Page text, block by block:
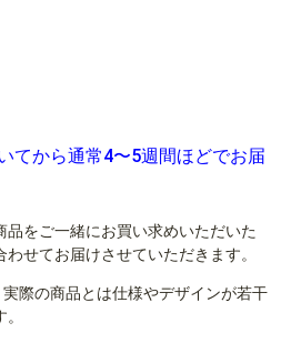
てから通常4〜5週間ほどでお届
品をご一緒にお買い求めいただいた
せてお届けさせていただきます。
際の商品とは仕様やデザインが若干